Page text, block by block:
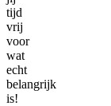
tijd
vrij
voor
wat
echt
belangrijk
is!